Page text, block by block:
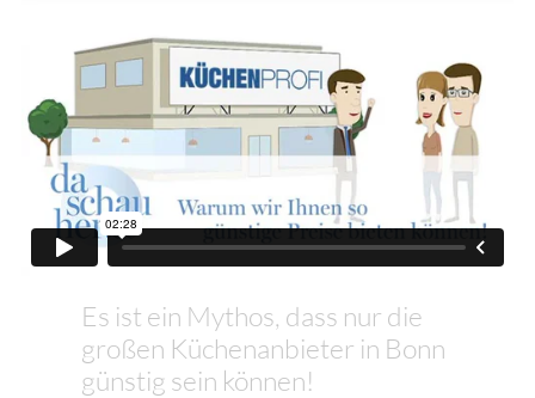
Es ist ein Mythos, dass nur die
großen Küchenanbieter in Bonn
günstig sein können!